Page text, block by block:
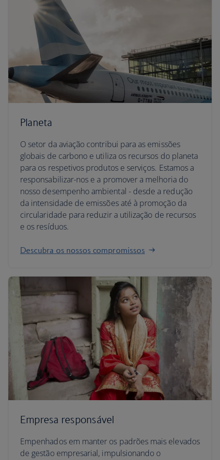
Planeta
O setor da aviação contribui para as emissões
globais de carbono e utiliza os recursos do planeta
para os respetivos produtos e serviços. Estamos a
responsabilizar-nos e a promover a melhoria do
nosso desempenho ambiental - desde a redução
da intensidade de emissões até à promoção da
circularidade para reduzir a utilização de recursos
e os resíduos.
Descubra os nossos compromissos
Empresa responsável
Empenhados em manter os padrões mais elevados
de gestão empresarial, impulsionando o